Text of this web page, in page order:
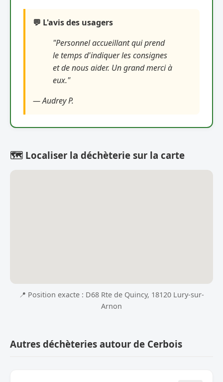
💬 L'avis des usagers
"Personnel accueillant qui prend
le temps d'indiquer les consignes
et de nous aider. Un grand merci à
eux."
— Audrey P.
🗺️ Localiser la déchèterie sur la carte
📍 Position exacte : D68 Rte de Quincy, 18120 Lury-sur-
Arnon
Autres déchèteries autour de Cerbois